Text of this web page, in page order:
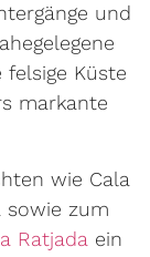
und
Küste
markante
wie Cala
sowie zum
Ratjada ein